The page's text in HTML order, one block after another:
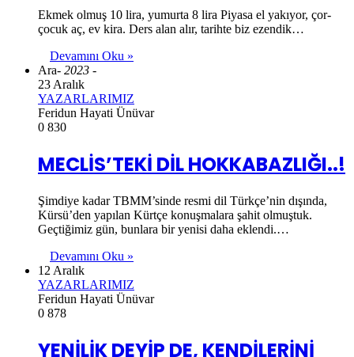
Ekmek olmuş 10 lira, yumurta 8 lira Piyasa el yakıyor, çor-
çocuk aç, ev kira. Ders alan alır, tarihte biz ezendik…
Devamını Oku »
Ara- 2023 -
23 Aralık
YAZARLARIMIZ
Feridun Hayati Ünüvar
0 830
MECLİS’TEKİ DİL HOKKABAZLIĞI..!
Şimdiye kadar TBMM’sinde resmi dil Türkçe’nin dışında,
Kürsü’den yapılan Kürtçe konuşmalara şahit olmuştuk.
Geçtiğimiz gün, bunlara bir yenisi daha eklendi.…
Devamını Oku »
12 Aralık
YAZARLARIMIZ
Feridun Hayati Ünüvar
0 878
YENİLİK DEYİP DE, KENDİLERİNİ